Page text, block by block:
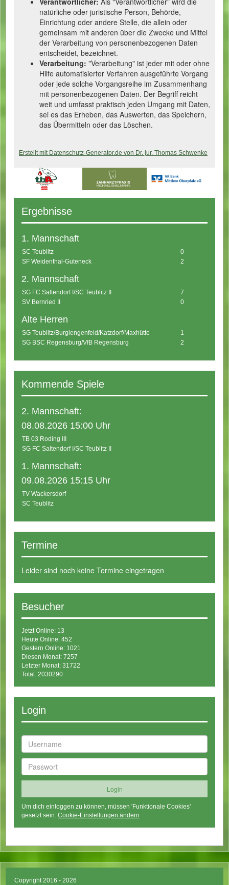
natürliche oder juristische Person, Behörde,
Einrichtung oder andere Stelle, die allein oder
gemeinsam mit anderen über die Zwecke und Mittel
der Verarbeitung von personenbezogenen Daten
entscheidet, bezeichnet.
Verarbeitung: "Verarbeitung" ist jeder mit oder ohne
Hilfe automatisierter Verfahren ausgeführte Vorgang
oder jede solche Vorgangsreihe im Zusammenhang
mit personenbezogenen Daten. Der Begriff reicht
weit und umfasst praktisch jeden Umgang mit Daten,
sei es das Erheben, das Auswerten, das Speichern,
das Übermitteln oder das Löschen.
Erstellt mit Datenschutz-Generator.de von Dr. jur. Thomas Schwenke
Ergebnisse
1. Mannschaft
SC Teublitz
0
SF Weidenthal-Guteneck
2
2. Mannschaft
SG FC Saltendorf I/SC Teublitz II
7
SV Bernried II
0
Alte Herren
SG Teublitz/Burglengenfeld/Katzdorf/Maxhütte
1
SG BSC Regensburg/VfB Regensburg
2
Kommende Spiele
2. Mannschaft:
08.08.2026 15:00 Uhr
TB 03 Roding III
SG FC Saltendorf I/SC Teublitz II
1. Mannschaft:
09.08.2026 15:15 Uhr
TV Wackersdorf
SC Teublitz
Termine
Leider sind noch keine Termine eingetragen
Besucher
Jetzt Online: 13
Heute Online: 452
Gestern Online: 1021
Diesen Monat: 7257
Letzter Monat: 31722
Total: 2030290
Login
Um dich einloggen zu können, müssen 'Funktionale Cookies'
gesetzt sein. Cookie-Einstellungen ändern
Copyright 2016 - 2026